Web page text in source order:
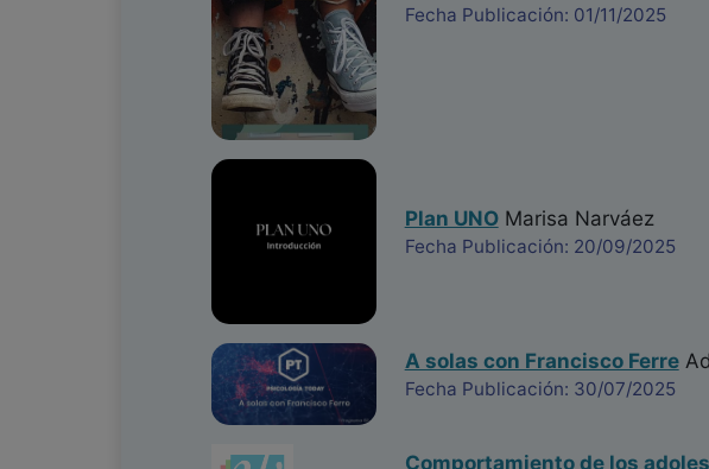
Fecha Publicación: 01/11/2025
Plan UNOMarisa Narváez
Fecha Publicación: 20/09/2025
A solas con Francisco Ferre
Fecha Publicación: 30/07/2025
Comportamiento de los